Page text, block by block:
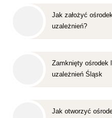
Jak założyć
uzależnień?
Zamknięty ośrodek
uzależnień Śląsk
Jak otworzyć